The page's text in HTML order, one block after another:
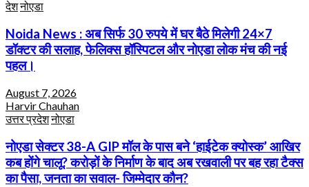
देशनोएडा
Noida News : अब सिर्फ 30 रुपये में घर बैठे मिलेगी 24×7
डॉक्टर की सलाह, फेलिक्स हॉस्पिटल और नोएडा लोक मंच की नई
पहल।
August 7, 2026
Harvir Chauhan
उत्तर प्रदेशनोएडा
नोएडा सेक्टर 38-A GIP मॉल के पास बने ‘हाईटेक क्योस्क’ आखिर
कब होंगे चालू? करोड़ों के निर्माण के बाद अब रखवाली पर बह रहा टैक्स
का पैसा, जनता का सवाल- जिम्मेदार कौन?